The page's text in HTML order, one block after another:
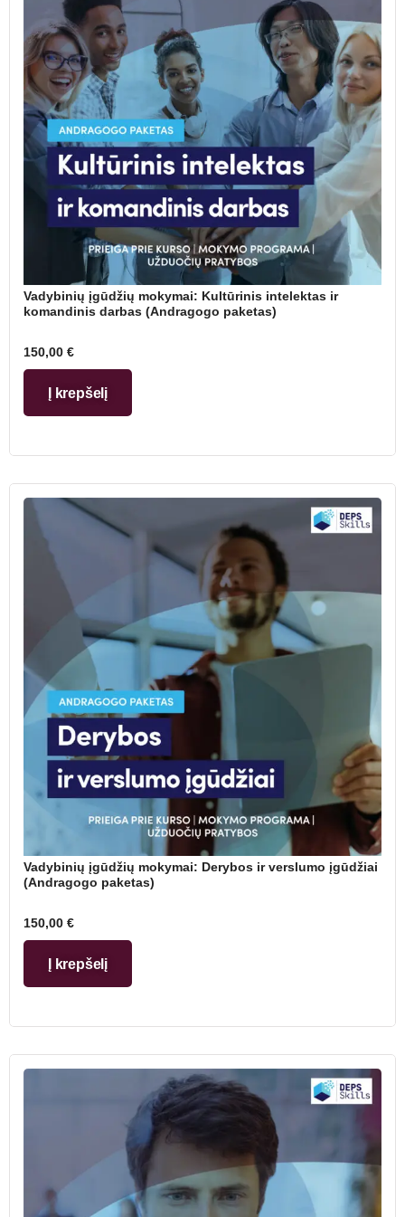
Vadybinių įgūdžių mokymai: Kultūrinis intelektas ir
komandinis darbas (Andragogo paketas)
150,00 €
Į krepšelį
Vadybinių įgūdžių mokymai: Derybos ir verslumo įgūdžiai
(Andragogo paketas)
150,00 €
Į krepšelį